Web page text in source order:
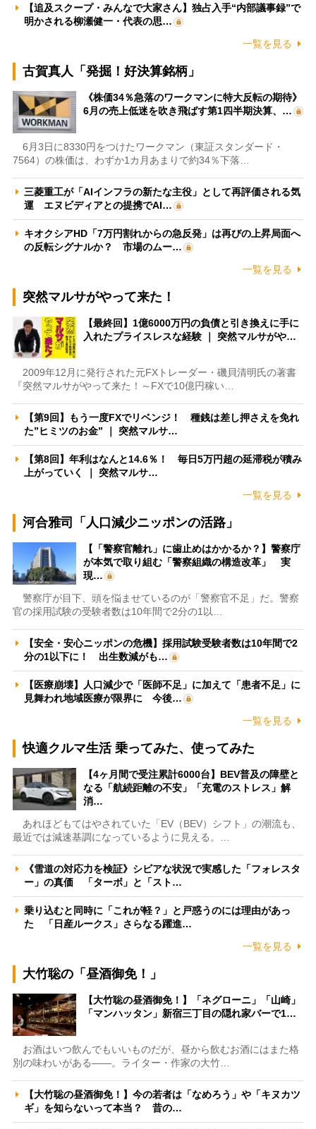
【追及スクープ・みんなで大家さん】独占入手“内部議事録”で
明かされる柳瀬健一・代表の思…
一覧を見る
古賀真人「発掘！好決算銘柄」
《株価34％急落のワークマンに特大反転の期待》
6月の売上低迷を吹き飛ばす第1四半期決算、…
6月3日に8330円をつけたワークマン（東証スタンダード・
7564）の株価は、わずか1カ月あまりで約34％下落…
三菱重工が「AIインフラの新たな主役」として再評価される気
運 エヌビディアとの提携でAI…
キオクシアHD「7万円割れからの急反発」は再びの上昇局面へ
の反転シグナルか？ 市場のムー…
一覧を見る
突然マルサがやって来た！
【最終回】1億6000万円の負債と引き換えに手に
入れたプライスレスな経験 ｜ 突然マルサがや…
2009年12月に発行された元FXトレーダー・磯貝清明氏の著書
『突然マルサがやって来た！～FXで10億円稼い…
【第9回】もう一度FXでリベンジ！ 種銭は差し押さえを免れ
た”ヒミツのお金” ｜ 突然マルサ…
【第8回】年利はなんと14.6％！ 毎日5万円超の延滞税が積み
上がっていく ｜ 突然マルサ…
一覧を見る
河合雅司「人口減少ニッポンの活路」
【「警察官離れ」に歯止めはかかるか？】警察庁
が本気で取り組む「警察組織の構造改革」 実
現…
警察庁が目下、頭を悩ませているのが「警察官不足」だ。警察
官の採用試験の受験者数は10年間で2分の1以…
【安全・安心ニッポンの危機】採用試験受験者数は10年間で2
分の1以下に！ 出生数減がも…
【医療崩壊】人口減少で「医師不足」に加えて「患者不足」に
見舞われ地域医療が限界に 今後…
一覧を見る
快適クルマ生活 乗ってみた、使ってみた
【4ヶ月間で受注累計6000台】BEV普及の障壁と
なる「航続距離の不安」「充電のストレス」解
消…
あれほどもてはやされていた「EV（BEV）シフト」の潮流も、
最近では減速基調になっているように見える。…
《雪道の対応力を検証》シビアな状況で実感した「フォレスタ
ー」の真価 「ターボ」と「スト…
乗り込むと同時に「これが軽？」と戸惑うのには理由があっ
た 「日産ルークス」さらなる躍進…
一覧を見る
大竹聡の「昼酒御免！」
【大竹聡の昼酒御免！】「ネグローニ」「山崎」
「マンハッタン」新宿三丁目の隠れ家バーで1…
お酒はいつ飲んでもいいものだが、昼から飲むお酒にはまた格
別の味わいがある――。ライター・作家の大竹…
【大竹聡の昼酒御免！】今の若者は「なめろう」や「キヌカツ
ギ」を知らないって本当？ 昔の…